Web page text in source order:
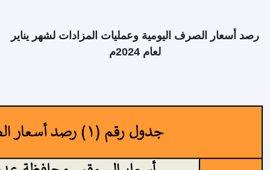
اصدار العدد الرابع والخمسون من
رصد أسعار الصرف اليومية وعمليات المزادات لشهر يناير
لعام 2024م